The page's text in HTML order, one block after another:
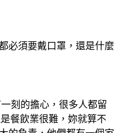
必須要戴口罩，還是什麼
刻的擔心，很多人都留
餐飲業很難，妳就算不